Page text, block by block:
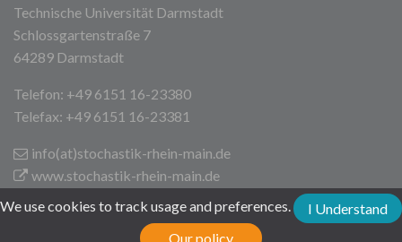
Technische Universität Darmstadt
Schlossgartenstraße 7
64289 Darmstadt
Telefon: +49 6151 16-23380
Telefax: +49 6151 16-23381
info(at)stochastik-rhein-main .de
www.stochastik-rhein-main.de
Technische Universität Darmstadt
We use cookies to track usage and preferences.
I Understand
Our policy